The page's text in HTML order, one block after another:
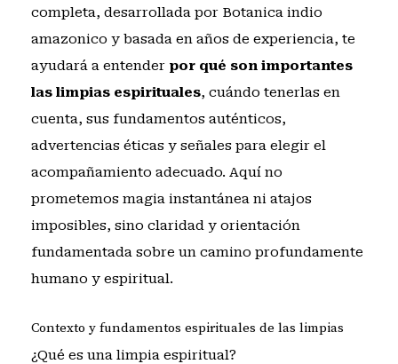
completa, desarrollada por Botanica indio
amazonico y basada en años de experiencia, te
ayudará a entender por qué son importantes
las limpias espirituales, cuándo tenerlas en
cuenta, sus fundamentos auténticos,
advertencias éticas y señales para elegir el
acompañamiento adecuado. Aquí no
prometemos magia instantánea ni atajos
imposibles, sino claridad y orientación
fundamentada sobre un camino profundamente
humano y espiritual.
Contexto y fundamentos espirituales de las limpias
¿Qué es una limpia espiritual?